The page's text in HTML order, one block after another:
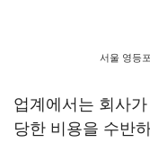
서울 영등
업계에서는 회사
당한 비용을 수반